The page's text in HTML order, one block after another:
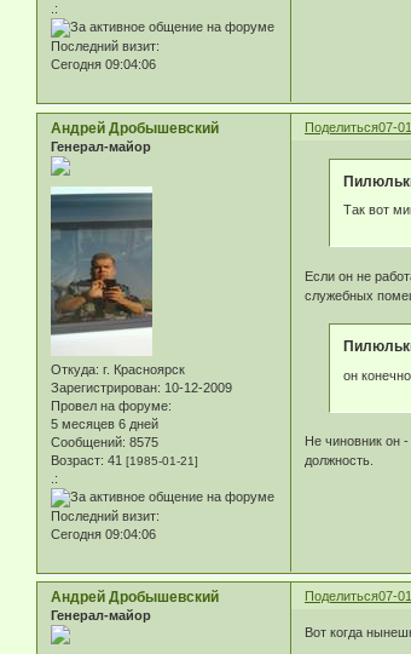
.:
Последний визит:
Сегодня 09:04:06
Поделиться07-
Андрей Дробышевский
Генерал-майор
Откуда: г. Красноярск
Зарегистрирован: 10-12-2009
Провел на форуме:
5 месяцев 6 дней
Сообщений: 8575
Возраст: 41 [1985-01-21]
.:
Последний визит:
Сегодня 09:04:06
Так вот
Если он не
служебных
он
Не чиновник он
должность.
Поделиться07-
Андрей Дробышевский
Генерал-майор
Вот когда